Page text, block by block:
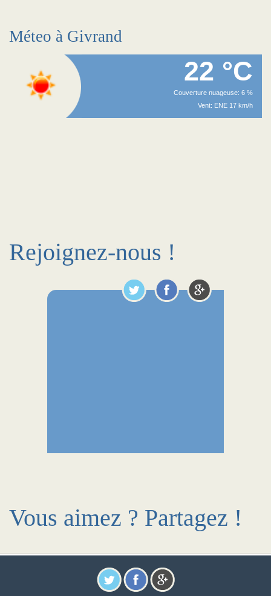
Méteo à Givrand
22 °C
Couverture nuageuse: 6 %
Vent: ENE 17 km/h
Rejoignez-nous !
Vous aimez ? Partagez !